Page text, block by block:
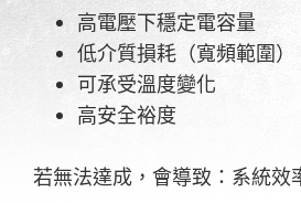
高電壓下穩定電容量
低介質損耗（寬頻範圍）
可承受溫度變化
高安全裕度
若無法達成，會導致：系統效